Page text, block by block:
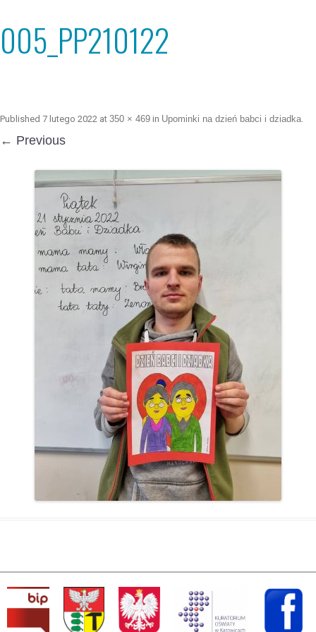
005_PP210122
Published 7 lutego 2022 at 350 × 469 in Upominki na dzień babci i dziadka.
← Previous